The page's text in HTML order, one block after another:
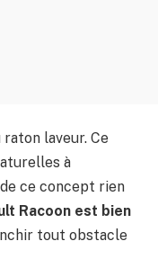
laveur. Ce
à
de ce concept rien
Racoon est bien
tout obstacle